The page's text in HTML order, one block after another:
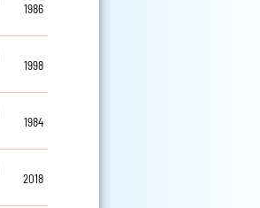
1986
1998
1984
2018